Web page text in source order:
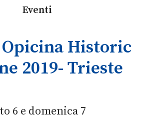
Eventi
Historic
2019- Trieste
6 e domenica 7